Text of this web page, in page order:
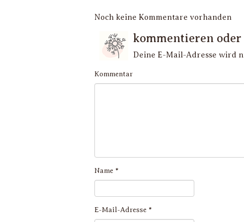
Noch keine Kommentare vorhanden
kommentieren
Deine E-Mail-Adresse wird
Kommentar
Name *
E-Mail-Adresse *